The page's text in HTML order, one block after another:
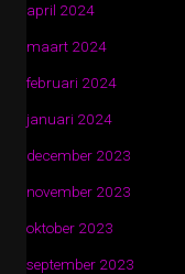
april 2024
maart 2024
februari 2024
januari 2024
december 2023
november 2023
oktober 2023
september 2023